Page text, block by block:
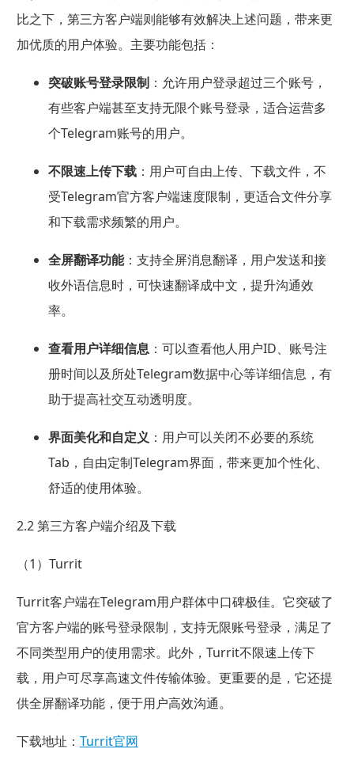
比之下，第三方客户端则能够有效解决上述问题，带来更
加优质的用户体验。主要功能包括：
突破账号登录限制：允许用户登录超过三个账号，
有些客户端甚至支持无限个账号登录，适合运营多
个Telegram账号的用户。
不限速上传下载：用户可自由上传、下载文件，不
受Telegram官方客户端速度限制，更适合文件分享
和下载需求频繁的用户。
全屏翻译功能：支持全屏消息翻译，用户发送和接
收外语信息时，可快速翻译成中文，提升沟通效
率。
查看用户详细信息：可以查看他人用户ID、账号注
册时间以及所处Telegram数据中心等详细信息，有
助于提高社交互动透明度。
界面美化和自定义 ：用户可以关闭不必要的系统
Tab，自由定制Telegram界面，带来更加个性化、
舒适的使用体验。
2.2 第三方客户端介绍及下载
（1）Turrit
Turrit客户端在Telegram用户群体中口碑极佳。它突破了
官方客户端的账号登录限制，支持无限账号登录，满足了
不同类型用户的使用需求。此外，Turrit不限速上传下
载，用户可尽享高速文件传输体验。更重要的是，它还提
供全屏翻译功能，便于用户高效沟通。
下载地址： Turrit官网